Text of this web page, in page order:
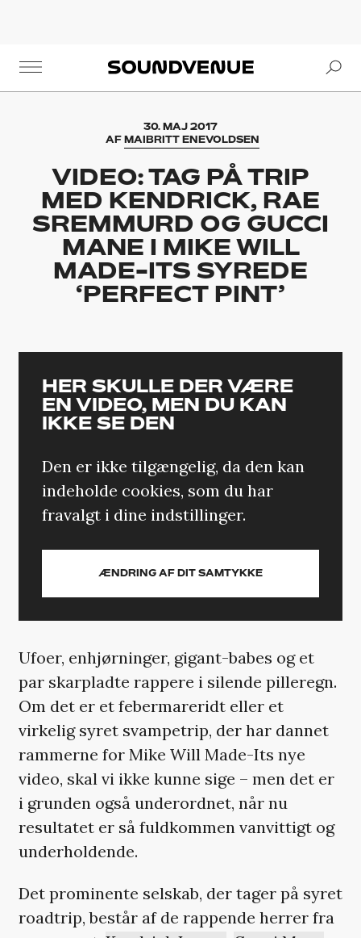
Soundvenue
30. MAJ 2017
AF MAIBRITT ENEVOLDSEN
VIDEO: TAG PÅ TRIP
MED KENDRICK, RAE
SREMMURD OG GUCCI
MANE I MIKE WILL
MADE-ITS SYREDE
‘PERFECT PINT’
HER SKULLE DER VÆRE
EN VIDEO, MEN DU KAN
IKKE SE DEN
Den er ikke tilgængelig, da den kan
indeholde cookies, som du har
fravalgt i dine indstillinger.
ÆNDRING AF DIT SAMTYKKE
Ufoer, enhjørninger, gigant-babes og et
par skarpladte rappere i silende pilleregn.
Om det er et febermareridt eller et
virkelig syret svampetrip, der har dannet
rammerne for Mike Will Made-Its nye
video, skal vi ikke kunne sige – men det er
i grunden også underordnet, når nu
resultatet er så fuldkommen vanvittigt og
underholdende.
Det prominente selskab, der tager på syret
roadtrip, består af de rappende herrer fra